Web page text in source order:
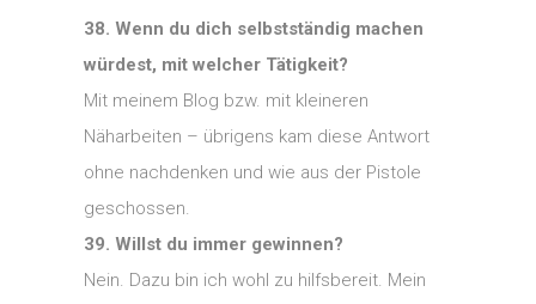
38. Wenn du dich selbstständig machen
würdest, mit welcher Tätigkeit?
Mit meinem Blog bzw. mit kleineren
Näharbeiten – übrigens kam diese Antwort
ohne nachdenken und wie aus der Pistole
geschossen.
39. Willst du immer gewinnen?
Nein. Dazu bin ich wohl zu hilfsbereit. Mein